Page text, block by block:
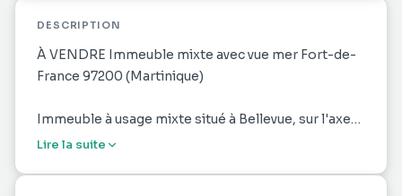
DESCRIPTION
À VENDRE Immeuble mixte avec vue mer Fort-de-
France 97200 (Martinique)
Immeuble à usage mixte situé à Bellevue, sur l'axe
reliant Fort-de-France à Schoelcher, à proximité du
Lire la suite